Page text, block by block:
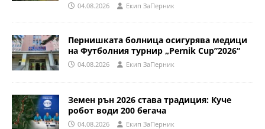
04.08.2026 Eкип ЗаПерник
Пернишката болница осигурява медици
на Футболния турнир „Pernik Cup”2026“
04.08.2026 Eкип ЗаПерник
Земен рън 2026 става традиция: Куче
робот води 200 бегача
04.08.2026 Eкип ЗаПерник